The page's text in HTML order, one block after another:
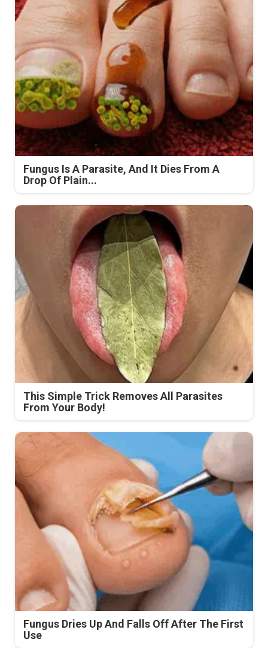
Fungus Is A Parasite, And It Dies From A
Drop Of Plain...
This Simple Trick Removes All Parasites
From Your Body!
Fungus Dries Up And Falls Off After The First
Use